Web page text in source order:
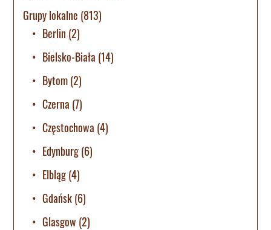
Grupy lokalne (813)
Berlin (2)
Bielsko-Biała (14)
Bytom(2)
Czerna (7)
Częstochowa (4)
Edynburg(6)
Elbląg(4)
Gdańsk(6)
Glasgow (2)